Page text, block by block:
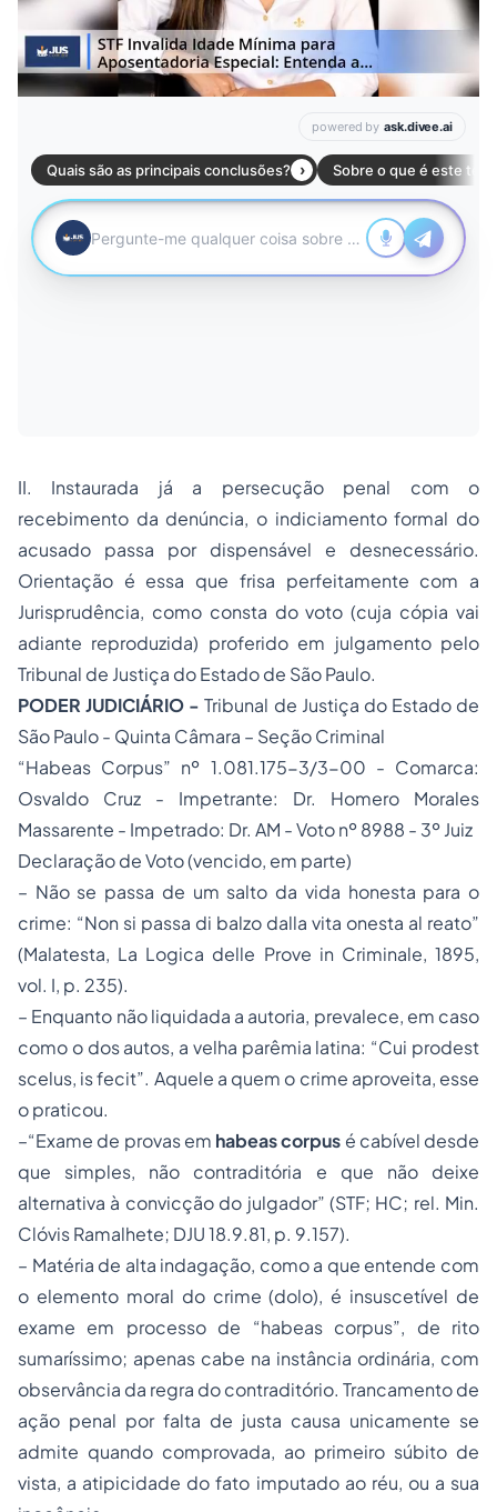
II. Instaurada já a persecução penal com o
recebimento da denúncia, o indiciamento formal do
acusado passa por dispensável e desnecessário.
Orientação é essa que frisa perfeitamente com a
Jurisprudência, como consta do voto (cuja cópia vai
adiante reproduzida) proferido em julgamento pelo
Tribunal de Justiça do Estado de São Paulo.
PODER JUDICIÁRIO -Tribunal de Justiça do Estado de
São Paulo - Quinta Câmara – Seção Criminal
“Habeas Corpus” nº 1.081.175-3/3-00 - Comarca:
Osvaldo Cruz - Impetrante: Dr. Homero Morales
Massarente - Impetrado: Dr. AM - Voto nº 8988 - 3º Juiz
Declaração de Voto (vencido, em parte)
– Não se passa de um salto da vida honesta para o
crime: “Non si passa di balzo dalla vita onesta al reato”
(Malatesta, La Logica delle Prove in Criminale, 1895,
vol. I, p. 235).
– Enquanto não liquidada a autoria, prevalece, em caso
como o dos autos, a velha parêmia latina: “Cui prodest
scelus, is fecit”. Aquele a quem o crime aproveita, esse
o praticou.
–“Exame de provas em habeas corpus é cabível desde
que simples, não contraditória e que não deixe
alternativa à convicção do julgador” (STF; HC; rel. Min.
Clóvis Ramalhete; DJU18.9.81, p. 9.157).
– Matéria de alta indagação, como a que entende com
o elemento moral do crime(dolo), é insuscetível de
exame em processo de “habeas corpus”, de rito
sumaríssimo; apenas cabe na instância ordinária, com
observância da regra do contraditório. Trancamento de
ação penal por falta de justa causa unicamente se
admite quando comprovada, ao primeiro súbito de
vista, a atipicidade do fato imputado ao réu, ou a sua